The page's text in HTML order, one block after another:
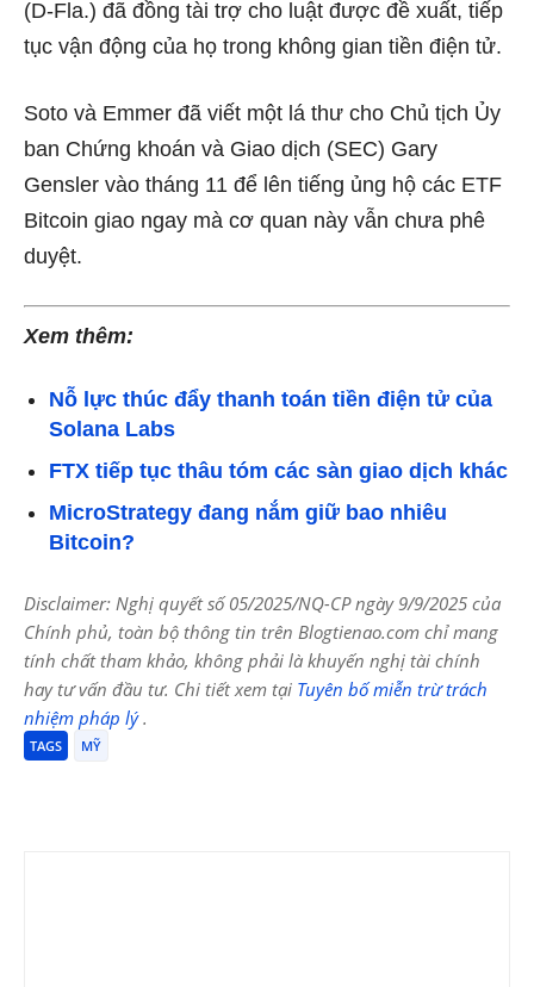
(D-Fla.) đã đồng tài trợ cho luật được đề xuất, tiếp
tục vận động của họ trong không gian tiền điện tử.
Soto và Emmer đã viết một lá thư cho Chủ tịch Ủy
ban Chứng khoán và Giao dịch (SEC) Gary
Gensler vào tháng 11 để lên tiếng ủng hộ các ETF
Bitcoin giao ngay mà cơ quan này vẫn chưa phê
duyệt.
Xem thêm:
Nỗ lực thúc đẩy thanh toán tiền điện tử của
Solana Labs
FTX tiếp tục thâu tóm các sàn giao dịch khác
MicroStrategy đang nắm giữ bao nhiêu
Bitcoin?
Disclaimer: Nghị quyết số 05/2025/NQ-CP ngày 9/9/2025 của
Chính phủ, toàn bộ thông tin trên Blogtienao.com chỉ mang
tính chất tham khảo, không phải là khuyến nghị tài chính
hay tư vấn đầu tư. Chi tiết xem tại Tuyên bố miễn trừ trách
nhiệm pháp lý.
TAGS MỸ